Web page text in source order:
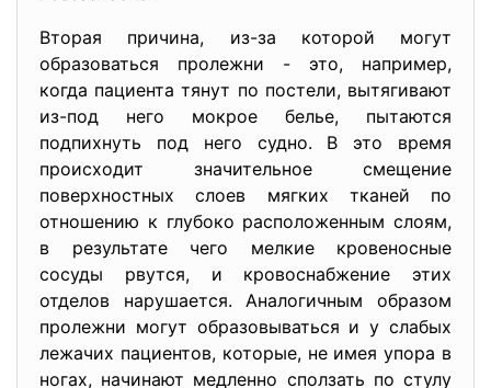
Вторая причина, из-за которой могут
образоваться пролежни - это, например,
когда пациента тянут по постели, вытягивают
из-под него мокрое белье, пытаются
подпихнуть под него судно. В это время
происходит значительное смещение
поверхностных слоев мягких тканей по
отношению к глубоко расположенным слоям,
в результате чего мелкие кровеносные
сосуды рвутся, и кровоснабжение этих
отделов нарушается. Аналогичным образом
пролежни могут образовываться и у слабых
лежачих пациентов, которые, не имея упора в
ногах, начинают медленно сползать по стулу